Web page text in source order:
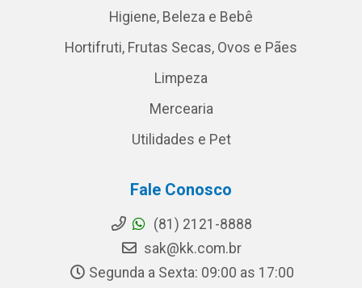
Higiene, Beleza e Bebê
Hortifruti, Frutas Secas, Ovos e Pães
Limpeza
Mercearia
Utilidades e Pet
Fale Conosco
(81) 2121-8888
sak@kk.com.br
Segunda a Sexta: 09:00 as 17:00